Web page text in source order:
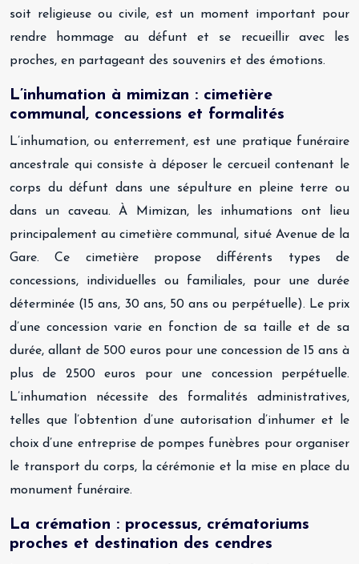
soit religieuse ou civile, est un moment important pour
rendre hommage au défunt et se recueillir avec les
proches, en partageant des souvenirs et des émotions.
L’inhumation à mimizan : cimetière
communal, concessions et formalités
L’inhumation, ou enterrement, est une pratique funéraire
ancestrale qui consiste à déposer le cercueil contenant le
corps du défunt dans une sépulture en pleine terre ou
dans un caveau. À Mimizan, les inhumations ont lieu
principalement au cimetière communal, situé Avenue de la
Gare. Ce cimetière propose différents types de
concessions, individuelles ou familiales, pour une durée
déterminée (15 ans, 30 ans, 50 ans ou perpétuelle). Le prix
d’une concession varie en fonction de sa taille et de sa
durée, allant de 500 euros pour une concession de 15 ans à
plus de 2500 euros pour une concession perpétuelle.
L’inhumation nécessite des formalités administratives,
telles que l’obtention d’une autorisation d’inhumer et le
choix d’une entreprise de pompes funèbres pour organiser
le transport du corps, la cérémonie et la mise en place du
monument funéraire.
La crémation : processus, crématoriums
proches et destination des cendres